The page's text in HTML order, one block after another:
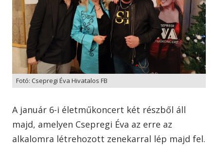
Fotó: Csepregi Éva Hivatalos FB
A január 6-i életműkoncert két részből áll
majd, amelyen Csepregi Éva az erre az
alkalomra létrehozott zenekarral lép majd fel.